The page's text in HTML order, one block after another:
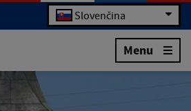
Slovenčina
Menu